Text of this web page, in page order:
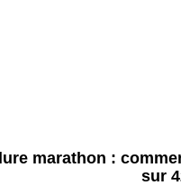
marathon :
sur